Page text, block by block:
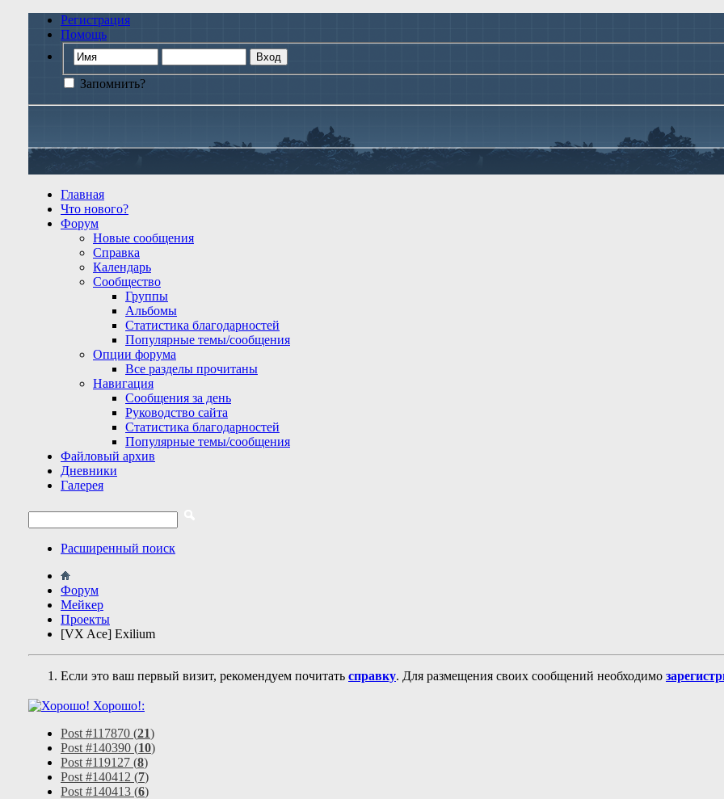
Регистрация
Помощь
Запомнить?
Главная
Что нового?
Форум
Новые сообщения
Справка
Календарь
Сообщество
Группы
Альбомы
Статистика благодарностей
Популярные темы/сообщения
Опции форума
Все разделы прочитаны
Навигация
Сообщения за день
Руководство сайта
Статистика благодарностей
Популярные темы/сообщения
Файловый архив
Дневники
Галерея
Расширенный поиск
Форум
Мейкер
Проекты
[VX Ace] Exilium
Если это ваш первый визит, рекомендуем почитать справку. Для размещения своих сообщений необходимо
Хорошо!:
Post #117870 (21)
Post #140390 (10)
Post #119127 (8)
Post #140412 (7)
Post #140413 (6)